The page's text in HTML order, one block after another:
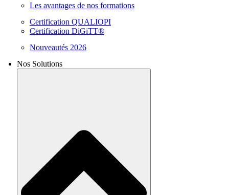
Les avantages de nos formations
Certification QUALIOPI
Certification DiGiTT®
Nouveautés 2026
Nos Solutions